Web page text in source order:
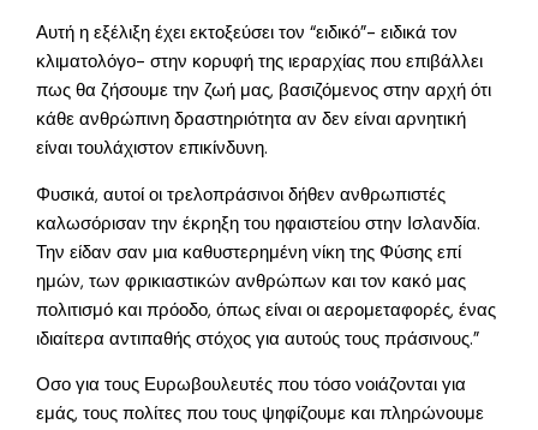
Αυτή η εξέλιξη έχει εκτοξεύσει τον “ειδικό”- ειδικά τον
κλιματολόγο- στην κορυφή της ιεραρχίας που επιβάλλει
πως θα ζήσουμε την ζωή μας, βασιζόμενος στην αρχή ότι
κάθε ανθρώπινη δραστηριότητα αν δεν είναι αρνητική
είναι τουλάχιστον επικίνδυνη.
Φυσικά, αυτοί οι τρελοπράσινοι δήθεν ανθρωπιστές
καλωσόρισαν την έκρηξη του ηφαιστείου στην Ισλανδία.
Την είδαν σαν μια καθυστερημένη νίκη της Φύσης επί
ημών, των φρικιαστικών ανθρώπων και τον κακό μας
πολιτισμό και πρόοδο, όπως είναι οι αερομεταφορές, ένας
ιδιαίτερα αντιπαθής στόχος για αυτούς τους πράσινους.”
Οσο για τους Ευρωβουλευτές που τόσο νοιάζονται για
εμάς, τους πολίτες που τους ψηφίζουμε και πληρώνουμε